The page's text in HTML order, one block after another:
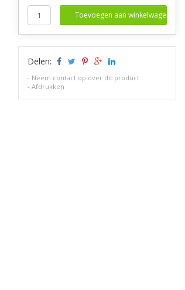
Toevoegen aan winkelwagen
Delen:
- Neem contact op over dit product
-Afdrukken